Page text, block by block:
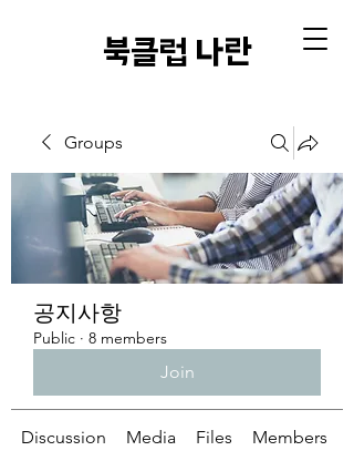
​북클럽 나란
Groups
공지사항
Public · 8 members
Join
Discussion Media Files Members